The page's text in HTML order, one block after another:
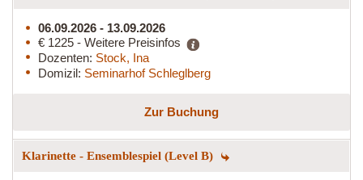
06.09.2026 - 13.09.2026
€ 1225 - Weitere Preisinfos
Dozenten: Stock, Ina
Domizil: Seminarhof Schleglberg
Zur Buchung
Klarinette - Ensemblespiel (Level B)